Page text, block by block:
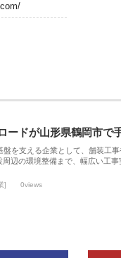
ードが山形県鶴岡市で
盤を支える企業として、舗装工
周辺の環境整備まで、幅広い工
] 0views